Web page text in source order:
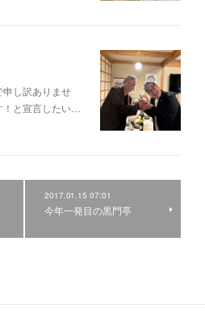
し訳ありませ
と宣言したい…
2017.01.15 07:01
今年一発目の黒門亭